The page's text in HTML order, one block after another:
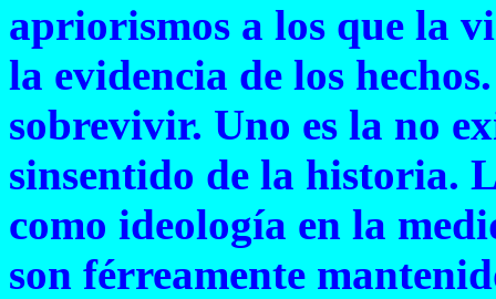
apriorismos a los que la
la evidencia de los
sobrevivir. Uno es la no
sinsentido de la historia.
como ideología en la
son férreamente